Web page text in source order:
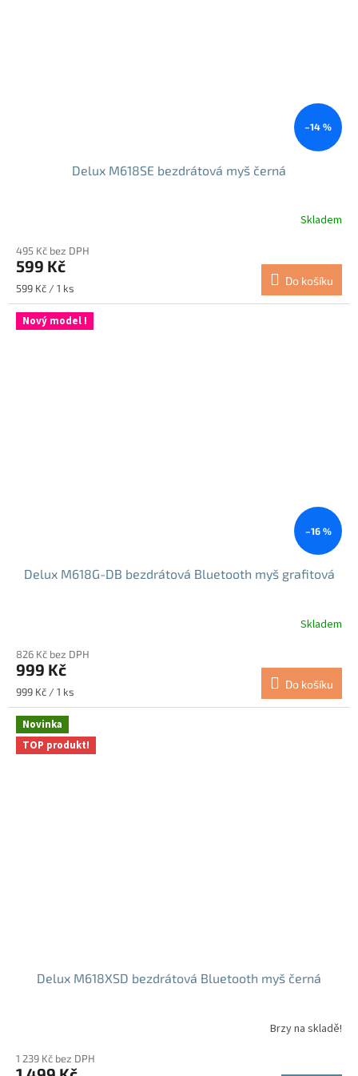
–14 %
Delux M618SE bezdrátová myš černá
Skladem
495 Kč bez DPH
599 Kč
Měrná
cena:
599 Kč / 1 ks
Do košíku
Nový model !
–16 %
Delux M618G-DB bezdrátová Bluetooth myš grafitová
produktu
je
5,0
5
hvězdiček.
Skladem
826 Kč bez DPH
999 Kč
Měrná
cena:
999 Kč / 1 ks
Do košíku
Novinka
TOP produkt!
Delux M618XSD bezdrátová Bluetooth myš černá
produktu
Brzy na skladě!
1 239 Kč bez DPH